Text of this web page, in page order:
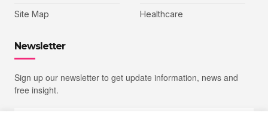
Site Map
Healthcare
Newsletter
Sign up our newsletter to get update information, news and
free insight.